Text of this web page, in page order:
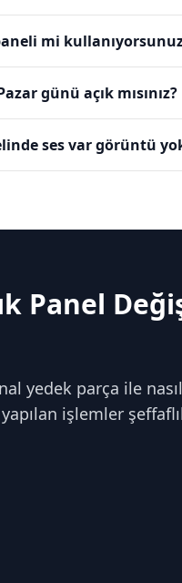
mi
günü açık mısınız?
ses var görüntü
Panel
yedek parça ile nasıl
işlemler